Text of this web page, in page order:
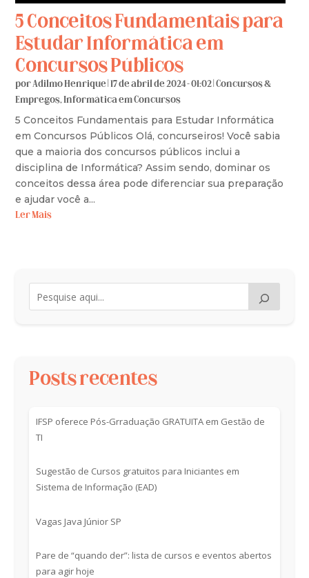
5 Conceitos Fundamentais para
Estudar Informática em
Concursos Públicos
porAdilmo Henrique| 17 de abril de 2024 - 01:02|Concursos &
Empregos,Informática em Concursos
5 Conceitos Fundamentais para Estudar Informática
em Concursos Públicos Olá, concurseiros! Você sabia
que a maioria dos concursos públicos inclui a
disciplina de Informática? Assim sendo, dominar os
conceitos dessa área pode diferenciar sua preparação
e ajudar você a...
Ler Mais
Posts recentes
IFSP oferece Pós-Grraduação GRATUITA em Gestão de
TI
Sugestão de Cursos gratuitos para Iniciantes em
Sistema de Informação (EAD)
Vagas Java Júnior SP
Pare de “quando der”: lista de cursos e eventos abertos
para agir hoje